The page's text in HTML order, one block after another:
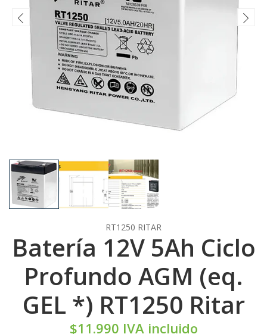
RT1250 RITAR
Batería 12V 5Ah Ciclo
Profundo AGM (eq.
GEL *) RT1250 Ritar
$11.990 IVA incluido